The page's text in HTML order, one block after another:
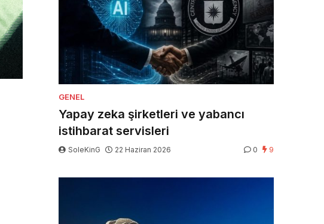
GENEL
Yapay zeka şirketleri ve yabancı
istihbarat servisleri
SoleKinG 22 Haziran 2026 0 9